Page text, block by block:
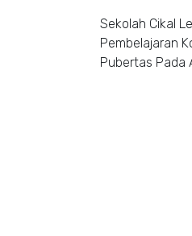
Sekolah Cikal
Pembelajaran
Pubertas Pada